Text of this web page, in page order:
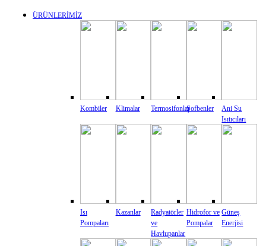
ÜRÜNLERİMİZ
Kombiler Klimalar TermosifonlarŞofbenler
Ani Su
Isıtıcıları
Isı
Pompaları
Kazanlar
Radyatörler
ve
Havlupanlar
Hidrofor ve
Pompalar
Güneş
Enerjisi